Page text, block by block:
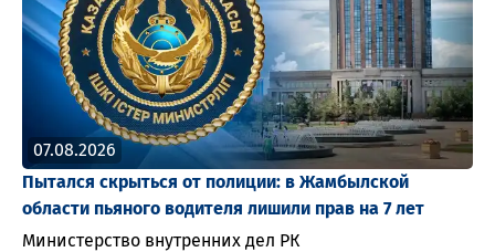
07.08.2026
Пытался скрыться от полиции: в Жамбылской
области пьяного водителя лишили прав на 7 лет
Министерство внутренних дел РК